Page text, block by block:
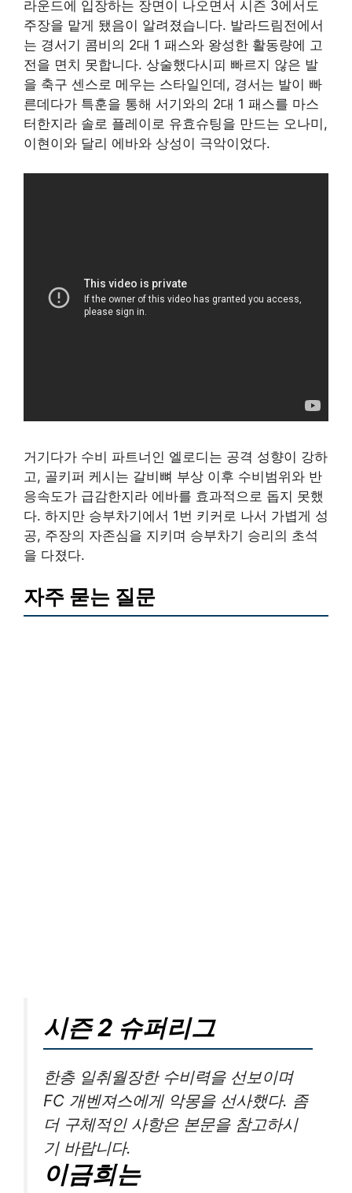
라운드에 입장하는 장면이 나오면서 시즌 3에서도
주장을 맡게 됐음이 알려졌습니다. 발라드림전에서
는 경서기 콤비의 2대 1 패스와 왕성한 활동량에 고
전을 면치 못합니다. 상술했다시피 빠르지 않은 발
을 축구 센스로 메우는 스타일인데, 경서는 발이 빠
른데다가 특훈을 통해 서기와의 2대 1 패스를 마스
터한지라 솔로 플레이로 유효슈팅을 만드는 오나미,
이현이와 달리 에바와 상성이 극악이었다.
거기다가 수비 파트너인 엘로디는 공격 성향이 강하
고, 골키퍼 케시는 갈비뼈 부상 이후 수비범위와 반
응속도가 급감한지라 에바를 효과적으로 돕지 못했
다. 하지만 승부차기에서 1번 키커로 나서 가볍게 성
공, 주장의 자존심을 지키며 승부차기 승리의 초석
을 다졌다.
자주 묻는 질문
시즌 2 슈퍼리그
한층 일취월장한 수비력을 선보이며
FC 개벤져스에게 악몽을 선사했다. 좀
더 구체적인 사항은 본문을 참고하시
기 바랍니다.
이금희는